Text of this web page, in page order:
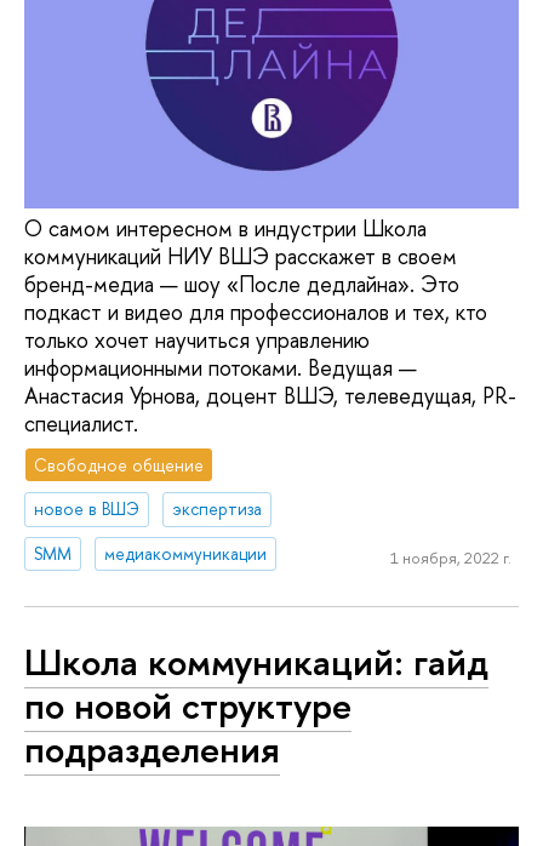
О самом интересном в индустрии Школа
коммуникаций НИУ ВШЭ расскажет в своем
бренд-медиа — шоу «После дедлайна». Это
подкаст и видео для профессионалов и тех, кто
только хочет научиться управлению
информационными потоками. Ведущая —
Анастасия Урнова, доцент ВШЭ, телеведущая, PR-
специалист.
Свободное общение
новое в ВШЭ
экспертиза
SMM
медиакоммуникации 1 ноября, 2022 г.
Школа коммуникаций: гайд
по новой структуре
подразделения